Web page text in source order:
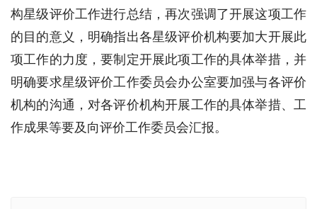
构星级评价工作进行总结，再次强调了开展这项工作
的目的意义，明确指出各星级评价机构要加大开展此
项工作的力度，要制定开展此项工作的具体举措，并
明确要求星级评价工作委员会办公室要加强与各评价
机构的沟通，对各评价机构开展工作的具体举措、工
作成果等要及向评价工作委员会汇报。